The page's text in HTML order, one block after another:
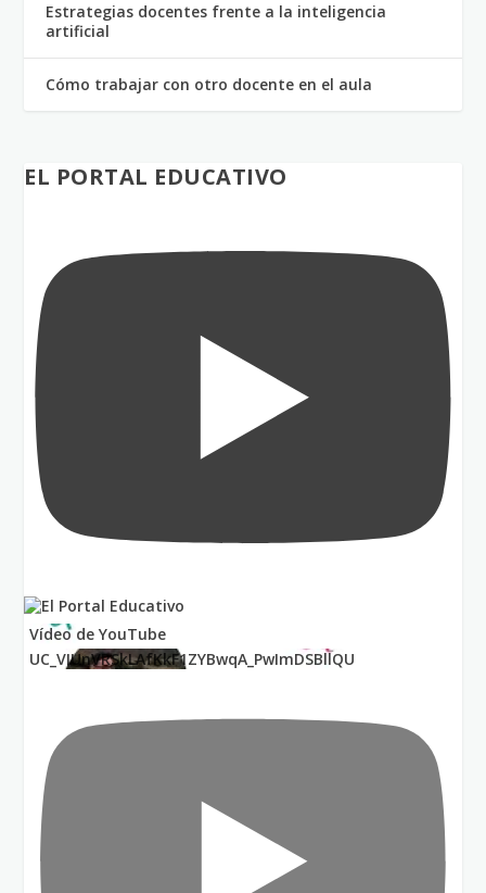
Estrategias docentes frente a la inteligencia
artificial
Cómo trabajar con otro docente en el aula
EL PORTAL EDUCATIVO
Vídeo de YouTube
UC_VIUnVRSkLAfKkF1ZYBwqA_PwImDSBllQU